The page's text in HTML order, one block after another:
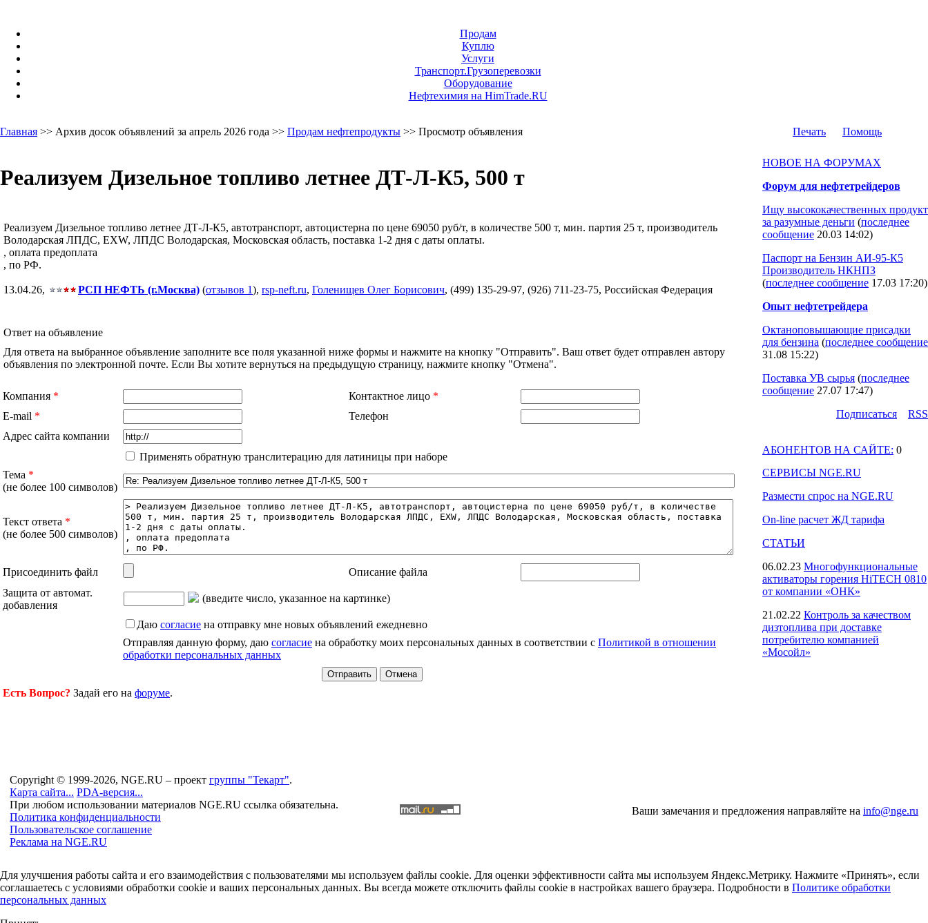
Продам
Куплю
Услуги
Транспорт.Грузоперевозки
Оборудование
Нефтехимия на HimTrade.RU
Главная >> Архив досок объявлений за апрель 2026 года >> Продам нефтепродукты >> Просмотр объявления Печать Помощь
Реализуем Дизельное топливо летнее ДТ-Л-К5, 500 т
Реализуем Дизельное топливо летнее ДТ-Л-К5, автотранспорт, автоцистерна по цене 69050 руб/т, в количестве 500 т, мин. партия 25 т, производитель
Володарская ЛПДС, EXW, ЛПДС Володарская, Московская область, поставка 1-2 дня с даты оплаты.
, оплата предоплата
, по РФ.
13.04.26, РСП НЕФТЬ (г.Москва) (отзывов 1), rsp-neft.ru, Голенищев Олег Борисович, (499) 135-29-97, (926) 711-23-75, Российская Федерация
Ответ на объявление
Для ответа на выбранное объявление заполните все поля указанной ниже формы и нажмите на кнопку "Отправить". Ваш ответ будет отправлен автору
объявления по электронной почте. Если Вы хотите вернуться на предыдущую страницу, нажмите кнопку "Отмена".
Компания * Контактное лицо *
E-mail *
Телефон
Адрес сайта компании
Применять обратную транслитерацию для латиницы при наборе
Тема *
(не более 100 символов)
Текст ответа *
(не более 500 символов)
Присоединить файл
Описание файла
Защита от автомат.
добавления
(введите число, указанное на картинке)
Даю согласие на отправку мне новых объявлений ежедневно
Отправляя данную форму, даю согласие на обработку моих персональных данных в соответствии с Политикой в отношении
обработки персональных данных
Есть Вопрос? Задай его на форуме.
НОВОЕ НА ФОРУМАХ
Форум для нефтетрейдеров
Ищу высококачественных продукт
за разумные деньги (последнее
сообщение 20.03 14:02)
Паспорт на Бензин АИ-95-К5
Производитель НКНПЗ
(последнее сообщение 17.03 17:20)
Опыт нефтетрейдера
Октаноповышающие присадки
для бензина (последнее сообщение
31.08 15:22)
Поставка УВ сырья (последнее
сообщение 27.07 17:47)
Подпиcаться
RSS
АБОНЕНТОВ НА САЙТЕ: 0
СЕРВИСЫ NGE.RU
Размести спрос на NGE.RU
On-line расчет ЖД тарифа
СТАТЬИ
06.02.23 Многофункциональные
активаторы горения HiTECH 0810
от компании «ОНК»
21.02.22 Контроль за качеством
дизтоплива при доставке
потребителю компанией
«Мосойл»
Copyright © 1999-2026, NGE.RU – проект группы "Текарт".
Карта сайта... PDA-версия...
При любом использовании материалов NGE.RU ссылка обязательна.
Политика конфиденциальности
Пользовательское соглашение
Реклама на NGE.RU
Ваши замечания и предложения направляйте на info@nge.ru
Для улучшения работы сайта и его взаимодействия с пользователями мы используем файлы cookie. Для оценки эффективности сайта мы используем Яндекс.Метрику. Нажмите «Принять», если
соглашаетесь с условиями обработки cookie и ваших персональных данных. Вы всегда можете отключить файлы cookie в настройках вашего браузера. Подробности в Политике обработки
персональных данных